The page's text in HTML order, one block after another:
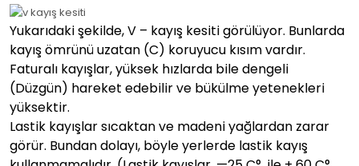
Yukarıdaki şekilde, V – kayış kesiti görülüyor. Bunlarda
kayış ömrünü uzatan (C) koruyucu kısım vardır.
Faturalı kayışlar, yüksek hızlarda bile dengeli
(Düzgün) hareket edebilir ve bükülme yetenekleri
yüksektir.
Lastik kayışlar sıcaktan ve madeni yağlardan zarar
görür. Bundan dolayı, böyle yerlerde lastik kayış